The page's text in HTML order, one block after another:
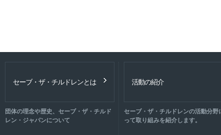
セーブ・ザ・チルドレンとは
団体の理念や歴史、セーブ・ザ・チルド
レン・ジャパンについて
活動の紹介
セーブ・ザ・チルドレンの活動分野
って取り組みを紹介します。